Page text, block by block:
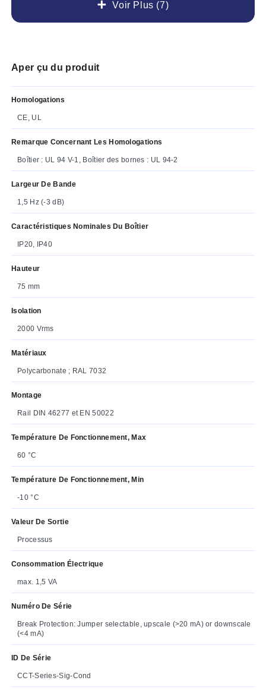
Voir Plus (7)
Aper çu du produit
Homologations
CE, UL
Remarque Concernant Les Homologations
Boîtier : UL 94 V-1, Boîtier des bornes : UL 94-2
Largeur De Bande
1,5 Hz (-3 dB)
Caractéristiques Nominales Du Boîtier
IP20, IP40
Hauteur
75 mm
Isolation
2000 Vrms
Matériaux
Polycarbonate ; RAL 7032
Montage
Rail DIN 46277 et EN 50022
Température De Fonctionnement, Max
60 °C
Température De Fonctionnement, Min
-10 °C
Valeur De Sortie
Processus
Consommation Électrique
max. 1,5 VA
Numéro De Série
Break Protection: Jumper selectable, upscale (>20 mA) or downscale
(<4 mA)
ID De Série
CCT-Series-Sig-Cond